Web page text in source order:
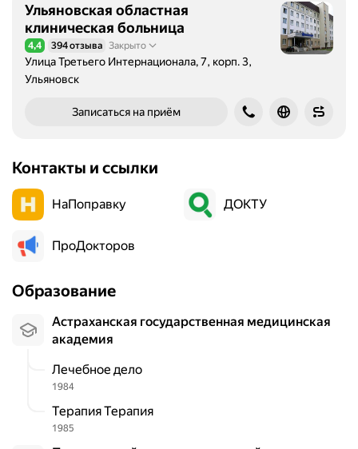
Ульяновская областная
клиническая больница
Рейтинг 4,4 из 5
4,4 394 отзыва Закрыто
Улица Третьего Интернационала, 7, корп. 3,
Ульяновск
Записаться на приём
Контакты и ссылки
НаПоправку ДОКТУ
ПроДокторов
Образование
Астраханская государственная медицинская
академия
Лечебное дело
1984
Терапия Терапия
1985